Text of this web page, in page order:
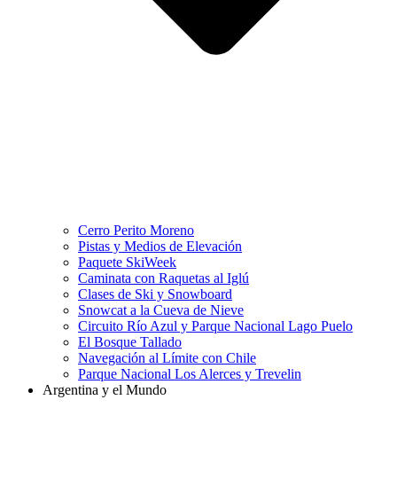
Cerro Perito Moreno
Pistas y Medios de Elevación
Paquete SkiWeek
Caminata con Raquetas al Iglú
Clases de Ski y Snowboard
Snowcat a la Cueva de Nieve
Circuito Río Azul y Parque Nacional Lago Puelo
El Bosque Tallado
Navegación al Límite con Chile
Parque Nacional Los Alerces y Trevelin
Argentina y el Mundo